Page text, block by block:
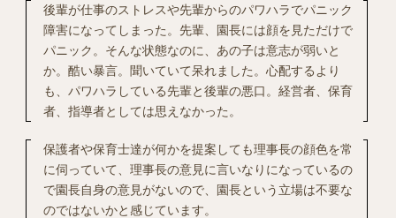
後輩が仕事のストレスや先輩からのパワハラでパニック
障害になってしまった。先輩、園長には顔を見ただけで
パニック。そんな状態なのに、あの子は意志が弱いと
か。酷い暴言。聞いていて呆れました。心配するより
も、パワハラしている先輩と後輩の悪口。経営者、保育
者、指導者としては思えなかった。
保護者や保育士達が何かを提案しても理事長の顔色を常
に伺っていて、理事長の意見に言いなりになっているの
で園長自身の意見がないので、園長という立場は不要な
のではないかと感じています。